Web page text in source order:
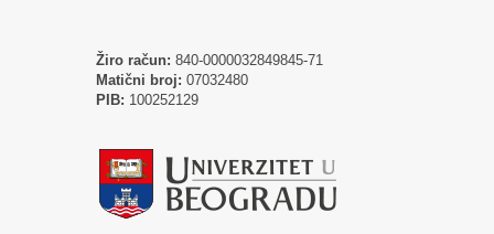
Žiro račun: 840-0000032849845-71
Matični broj: 07032480
PIB: 100252129